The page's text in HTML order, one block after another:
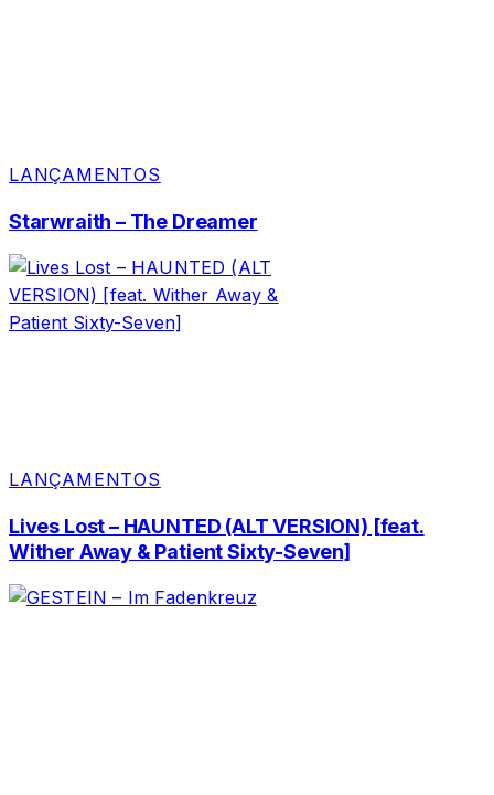
LANÇAMENTOS
Starwraith – The Dreamer
LANÇAMENTOS
Lives Lost – HAUNTED (ALT VERSION) [feat.
Wither Away & Patient Sixty-Seven]